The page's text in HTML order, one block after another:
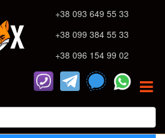
+38 093 649 55 33
+38 099 384 55 33
+38 096 154 99 02